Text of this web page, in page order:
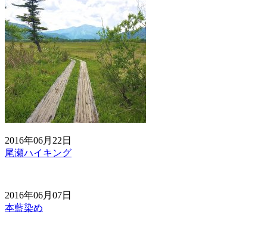
2016年06月22日
尾瀬ハイキング
2016年06月07日
本藍染め